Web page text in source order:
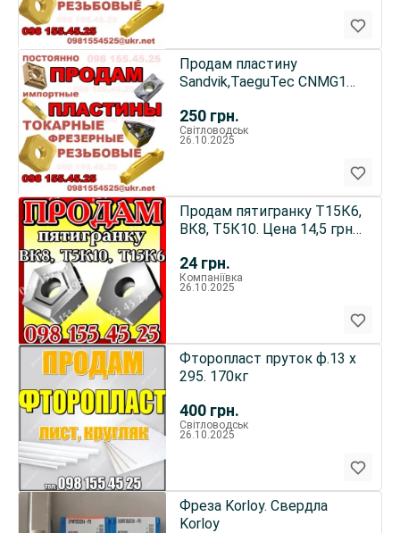
250 грн.
Продам пластину
Sandvik,TaeguTec CNMG12,
Світловодськ
26.10.2025
24 грн.
Продам пятигранку Т15К6,
ВК8, Т5К10. Цена 14,5 грн/
Компаніївка
26.10.2025
400 грн.
Фторопласт пруток ф.13 х
295. 170кг
Світловодськ
26.10.2025
Фреза Korloy. Свердла
Korloy